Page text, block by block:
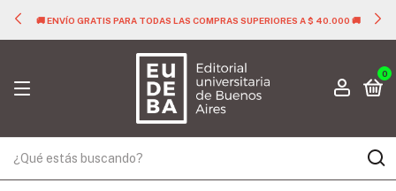
🚚 ENVÍO GRATIS PARA TODAS LAS COMPRAS SUPERIORES A $ 40.000 🚚
0